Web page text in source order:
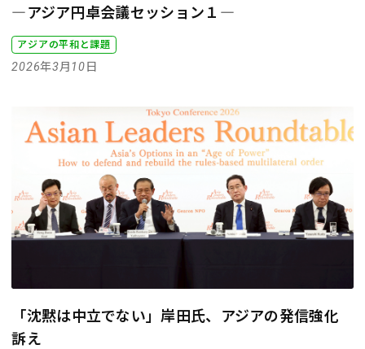
―アジア円卓会議セッション１―
アジアの平和と課題
2026年3月10日
「沈黙は中立でない」岸田氏、アジアの発信強化
訴え